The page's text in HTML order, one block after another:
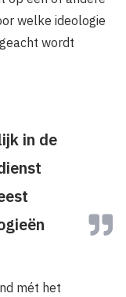
welke ideologie
wordt
in de
mét het